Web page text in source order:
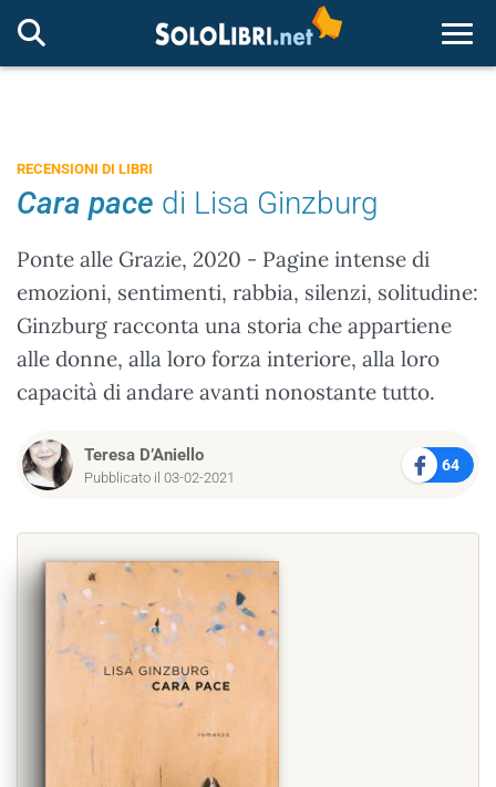
RECENSIONI DI LIBRI
Cara pace di Lisa Ginzburg
Ponte alle Grazie, 2020 - Pagine intense di
emozioni, sentimenti, rabbia, silenzi, solitudine:
Ginzburg racconta una storia che appartiene
alle donne, alla loro forza interiore, alla loro
capacità di andare avanti nonostante tutto.
Teresa D’Aniello
Pubblicato il 03-02-2021
64